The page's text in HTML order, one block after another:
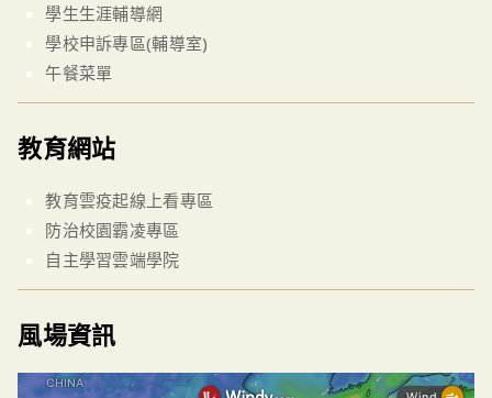
學生生涯輔導網
學校申訴專區(輔導室)
午餐菜單
教育網站
教育雲疫起線上看專區
防治校園霸凌專區
自主學習雲端學院
風場資訊